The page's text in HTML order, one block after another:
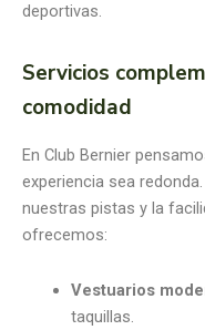
deportivas.
Servicios
comodidad
En Club Bernier
experiencia sea
nuestras pistas y la
ofrecemos:
Vestuarios
taquillas.